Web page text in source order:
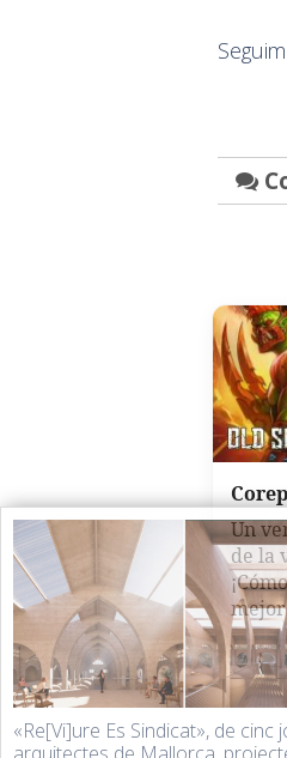
Un
de la
«Re[Vi]ure Es Sindicat», de cinc